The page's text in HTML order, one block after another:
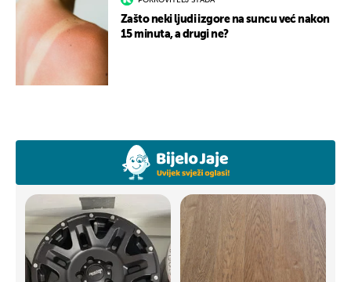
Zašto neki ljudi izgore na suncu već nakon
15 minuta, a drugi ne?